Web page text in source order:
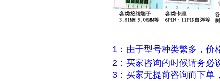
1：由于型号种类繁多，价
2：买家咨询的时候请务必
3：买家无提前咨询而下单